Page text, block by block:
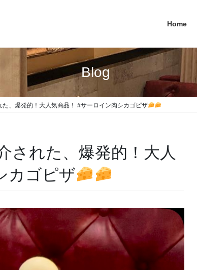
Home
Blog
、爆発的！大人気商品！ #サーロイン肉シカゴピザ
された、爆発的！大人
カゴピザ